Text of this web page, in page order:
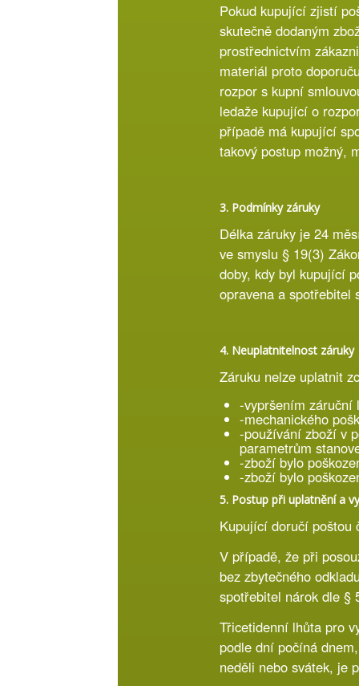
Pokud kupující zjistí
skutečně dodaným
prostřednictvím
materiál proto
rozpor s kupní
ledaže kupující o
případě má kupující
takový postup možný,
3. Podmínky záruky
Délka záruky je 24
ve smyslu § 19(3)
doby, kdy byl kupující
opravena a spotřebitel
4. Neuplatnitelnost záruky
Záruku nelze uplatnit
-vypršením záruční
-mechanického
-používání zboží v
parametrům
-zboží bylo
-zboží bylo
5. Postup při uplatnění a
Kupující doručí poštou
V případě, že při
bez zbytečného
spotřebitel nárok dle §
Třicetidenní lhůta pro
podle dní počíná
neděli nebo svátek, je